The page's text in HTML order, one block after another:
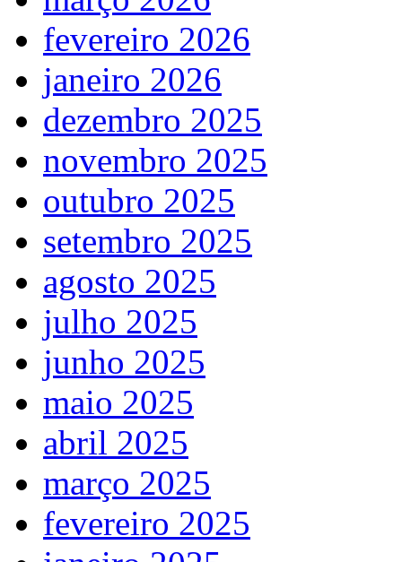
fevereiro 2026
janeiro 2026
dezembro 2025
novembro 2025
outubro 2025
setembro 2025
agosto 2025
julho 2025
junho 2025
maio 2025
abril 2025
março 2025
fevereiro 2025